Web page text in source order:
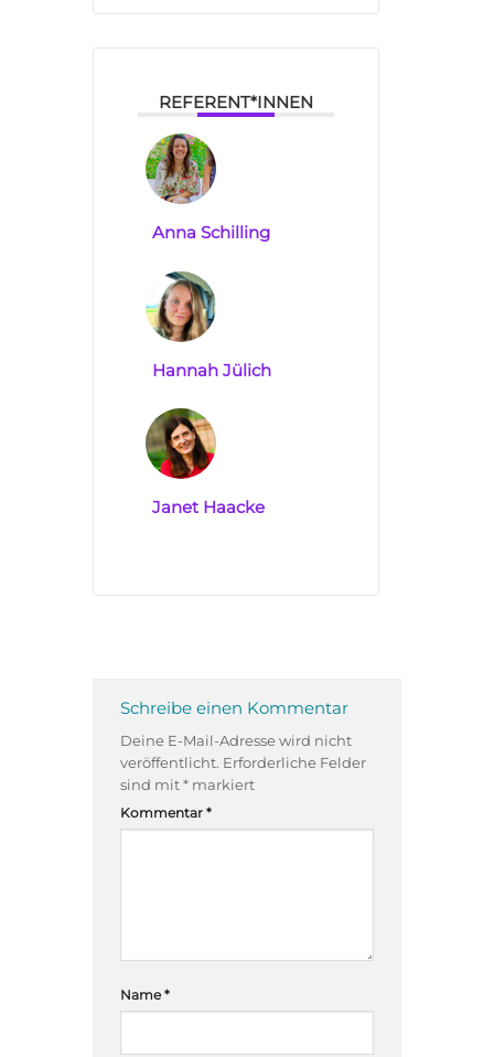
REFERENT*INNEN
Anna Schilling
Hannah Jülich
Janet Haacke
Schreibe einen Kommentar
Deine E-Mail-Adresse wird nicht
veröffentlicht. Erforderliche Felder
sind mit * markiert
Kommentar *
Name*